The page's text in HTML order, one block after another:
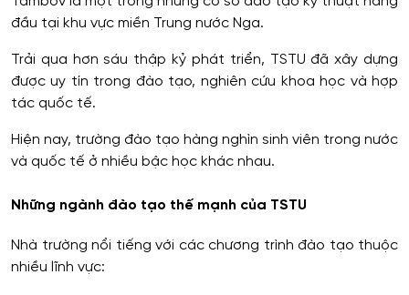
đầu tại khu vực miền Trung nước Nga.
Trải qua hơn sáu thập kỷ phát triển, TSTU đã xây dựng
được uy tín trong đào tạo, nghiên cứu khoa học và hợp
tác quốc tế.
Hiện nay, trường đào tạo hàng nghìn sinh viên trong nước
và quốc tế ở nhiều bậc học khác nhau.
Những ngành đào tạo thế mạnh của TSTU
Nhà trường nổi tiếng với các chương trình đào tạo thuộc
nhiều lĩnh vực: